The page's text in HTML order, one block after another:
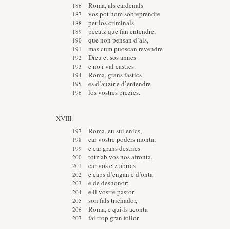
Roma, als cardenals
vos pot hom sobreprendre
per los criminals
pecatz que fan entendre,
que non pensan d’als,
mas cum puoscan revendre
Dieu et sos amics
e no·i val castics.
Roma, grans fastics
es d’auzir e d’entendre
los vostres prezics.
XVIII.
Roma, eu sui enics,
car vostre poders monta,
e car grans destrics
totz ab vos nos afronta,
car vos etz abrics
e caps d’engan e d’onta
e de deshonor;
e·il vostre pastor
son fals trichador,
Roma, e qui·ls aconta
fai trop gran follor.